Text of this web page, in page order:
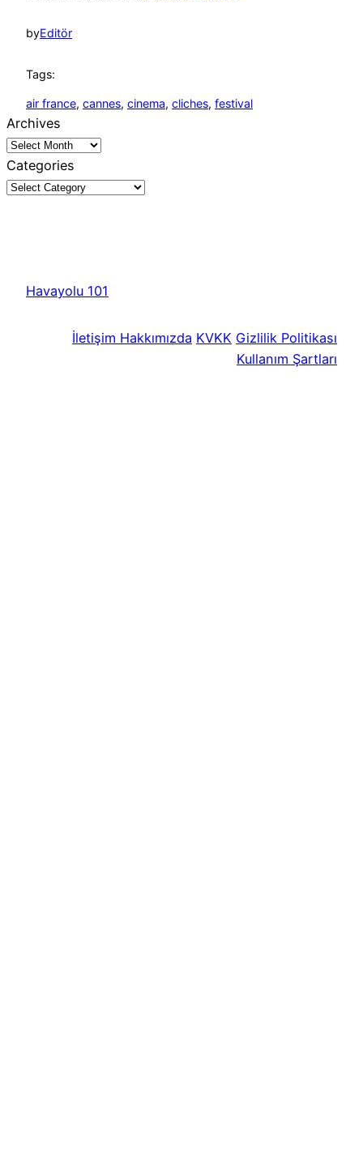
byEditör
Tags:
air france, cannes, cinema, cliches, festival
Archives
Categories
Havayolu 101
İletişim Hakkımızda KVKK Gizlilik Politikası
Kullanım Şartları